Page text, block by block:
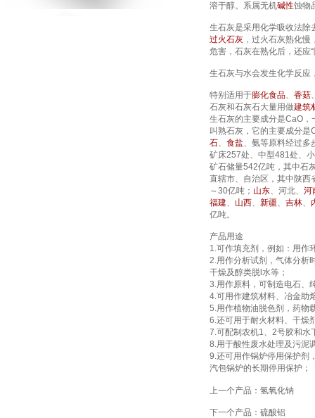
溶于醇。系属无机碱性蚀物
生石灰是采用化学吸收法除
过火石灰，过火石灰熟化慢
危害，石灰在熟化后，还应
生石灰与水会发生化学反
特别适用于膨化食品、 香菇
石灰和石灰石大量用做建筑
生石灰的主要成分是CaO
叫熟石灰，它的主要成分
石、 食盐、氨等原料经过多
矿床257处、中型481处、
矿石储量542亿吨，其中石
直辖市、自治区，其中陕西
～30亿吨； 山东、河北、 河
福建、 山西、 新疆、 吉林、
亿吨。
产品用途
1.可作填充剂，例如：用作
2.用作分析试剂，气体分析
干燥及醇类脱l水等；
3.用作原料，可制造电石、
4.可用作建筑材料、冶金助
5.用作植物油脱色剂，药物
6.还可用于耐火材料、干燥
7.可配制农机1、2号胶和水
8.用于酸性废水处理及污泥
9.还可用作锅炉停用保护剂
汽包锅炉的长期停用保护；
上一个产品： 氢氧化钠
下一个产品： 硫酸铝